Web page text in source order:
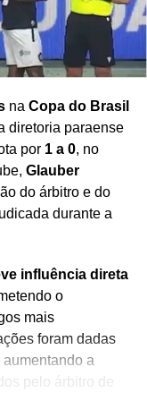
na Copa do Brasil
diretoria paraense
por 1 a 0, no
Glauber
do árbitro e do
durante a
influência direta
o
mais
foram dadas
a
pelo árbitro de